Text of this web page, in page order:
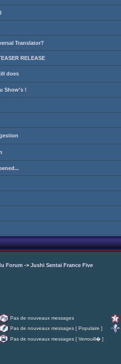
Translator?
RELEASE
does
Show's !
Forum -> Jushi Sentai France Five
Pas de nouveaux messages
Pas de nouveaux messages [ Populaire ]
Pas de nouveaux messages [ Verrouill� ]